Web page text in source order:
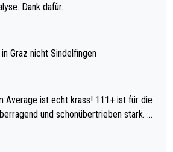
Dank dafür.
Graz nicht Sindelfingen
ist echt krass! 111+ ist für die
und schonübertrieben stark. U